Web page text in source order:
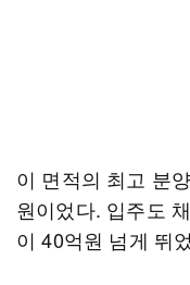
이 면적의 최고 분
원이었다. 입주도
이 40억원 넘게 뛰